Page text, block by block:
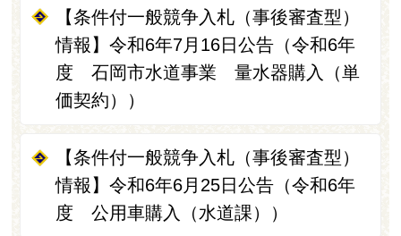
【条件付一般競争入札（事後審査型）
情報】令和6年7月16日公告（令和6年
度 石岡市水道事業 量水器購入（単
価契約））
【条件付一般競争入札（事後審査型）
情報】令和6年6月25日公告（令和6年
度 公用車購入（水道課））